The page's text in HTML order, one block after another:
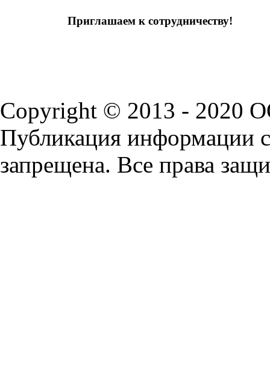
Приглашаем к сотрудничеству!
Copyright © 2013 - 2020
Публикация информации
запрещена. Все права